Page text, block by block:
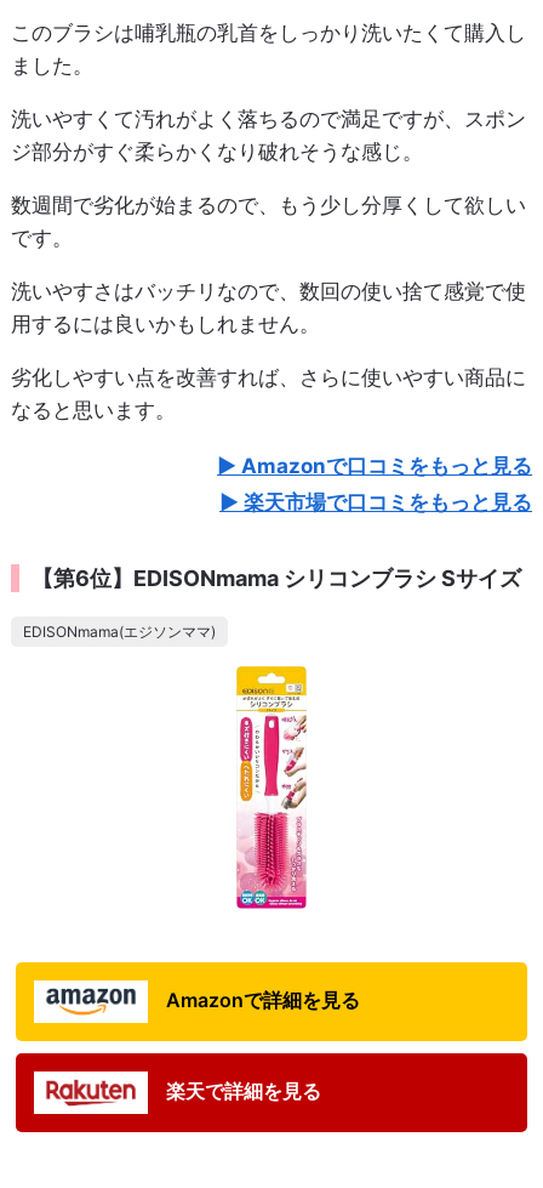
このブラシは哺乳瓶の乳首をしっかり洗いたくて購入し
ました。
洗いやすくて汚れがよく落ちるので満足ですが、スポン
ジ部分がすぐ柔らかくなり破れそうな感じ。
数週間で劣化が始まるので、もう少し分厚くして欲しい
です。
洗いやすさはバッチリなので、数回の使い捨て感覚で使
用するには良いかもしれません。
劣化しやすい点を改善すれば、さらに使いやすい商品に
なると思います。
Amazonで口コミをもっと見る
楽天市場で口コミをもっと見る
【第6位】EDISONmama シリコンブラシ Sサイズ
EDISONmama(エジソンママ)
Amazonで詳細を見る
楽天で詳細を見る